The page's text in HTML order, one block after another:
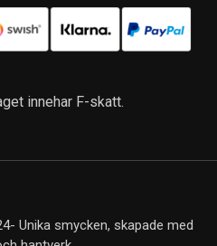
innehar F-skatt.
Unika smycken, skapade med